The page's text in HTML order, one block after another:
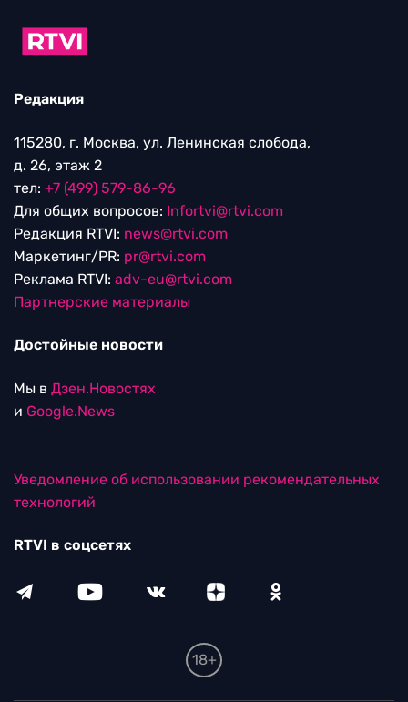
Редакция
115280, г. Москва, ул. Ленинская слобода,
д. 26, этаж 2
тел: +7 (499) 579-86-96
Для общих вопросов: Infortvi@rtvi.com
Редакция RTVI: news@rtvi.com
Маркетинг/PR: pr@rtvi.com
Реклама RTVI: adv-eu@rtvi.com
Партнерские материалы
Достойные новости
Мы в Дзен.Новостях
и Google.News
Уведомление об использовании рекомендательных
технологий
RTVI в соцсетях
18+